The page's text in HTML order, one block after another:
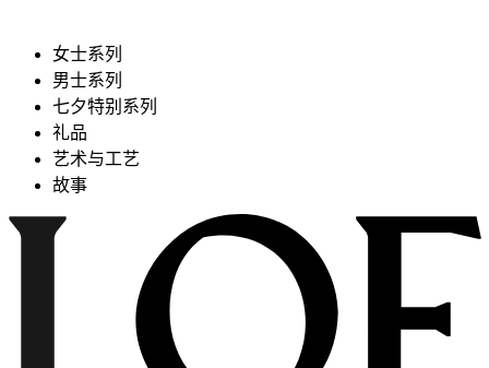
女士系列
男士系列
七夕特别系列
礼品
艺术与工艺
故事